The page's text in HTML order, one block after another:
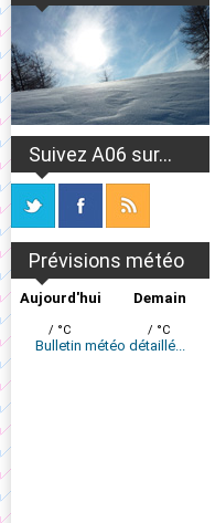
Suivez A06 sur...
Prévisions météo
Aujourd'hui
/ °C
Demain
/ °C
Bulletin météo détaillé...